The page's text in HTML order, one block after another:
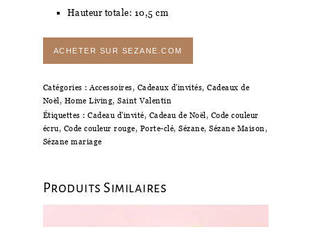
Hauteur totale: 10,5 cm
ACHETER SUR SEZANE.COM
Catégories :Accessoires, Cadeaux d'invités, Cadeaux de
Noël, Home Living, Saint Valentin
Étiquettes : Cadeau d'invité, Cadeau de Noël, Code couleur
écru, Code couleur rouge, Porte-clé, Sézane, Sézane Maison,
Sézane mariage
Produits Similaires